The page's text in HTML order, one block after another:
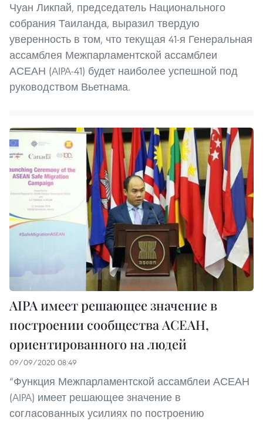
Чуан Ликпай, председатель Национального
собрания Таиланда, выразил твердую
уверенность в том, что текущая 41-я Генеральная
ассамблея Межпарламентской ассамблеи
АСЕАН (AIPA-41) будет наиболее успешной под
руководством Вьетнама.
AIPA имеет решающее значение в
построении сообщества АСЕАН,
ориентированного на людей
09/09/2020 08:49
“Функция Межпарламентской ассамблеи АСЕАН
(AIPA) имеет решающее значение в
согласованных усилиях по построению